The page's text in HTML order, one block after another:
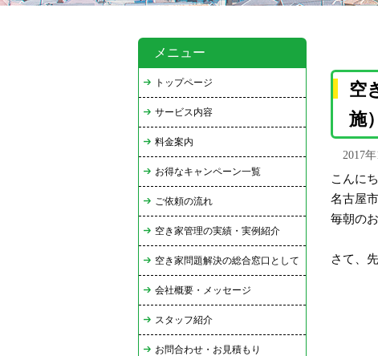
空
施）
2017
こんに
名古屋
毎朝の
さて、
メニュー
トップページ
サービス内容
料金案内
お得なキャンペーン一覧
ご依頼の流れ
空き家管理の実績・実例紹介
空き家問題解決の総合窓口として
会社概要・メッセージ
スタッフ紹介
お問合わせ・お見積もり